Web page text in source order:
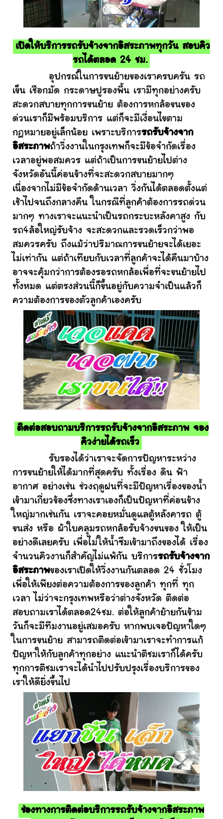
เปิดให้บริการรถรับจ้างจากอิสระภาพทุกวัน สอบคิว
รถได้ตลอด 24 ชม.
อุปกรณ์ในการขนย้ายของเราครบครัน รถ
เข็น เชือกมัด กระดาษปูรองพื้น เรามีทุกอย่างครับ
สะดวกสบายทุกการขนย้าย ต้องการหกล้อขนของ
ด่วนเราก็มีพร้อมบริการ แต่ก็จะมีเงื่อนไขตาม
กฎหมายอยู่เล็กน้อย เพราะบริการรถรับจ้างจาก
อิสระภาพถ้าวิ่งงานในกรุงเทพก็จะมีข้อจำกัดเรื่อง
เวลาอยู่พอสมควร แต่ถ้าเป็นการขนย้ายไปต่าง
จังหวัดอันนี้ค่อนข้างที่จะสะดวกสบายมากๆ
เนื่องจากไม่มีข้อจำกัดด้านเวลา วิ่งกันได้ตลอดตั้งแต่
เช้าไปจนถึงกลางคืน ในกรณีที่ลูกค้าต้องการรถด่วน
มากๆ ทางเราจะแนะนำเป็นรถกระบะหลังคาสูง กับ
รถ4ล้อใหญ่รับจ้าง จะสะดวกและรวดเร็วกว่าพอ
สมควรครับ ถึงแม้ว่าปริมาณการขนย้ายจะได้เยอะ
ไม่เท่ากัน แต่ถ้าเทียบกับเวลาที่ลูกค้าจะได้คืนมาบ้าง
อาจจะคุ้มกว่าการต้องรอรถหกล้อเพื่อที่จะขนย้ายไป
ทั้งหมด แต่ตรงส่วนนี้ก็ขึ้นอยู่กับความจำเป็นแล้วก็
ความต้องการของตัวลูกค้าเองครับ
ติดต่อสอบถามบริการรถรับจ้างจากอิสระภาพ จอง
คิวง่ายได้รถเร็ว
รับรองได้ว่าเราจะจัดการปัญหาระหว่าง
การขนย้ายให้ได้มากที่สุดครับ ทั้งเรื่อง ดิน ฟ้า
อากาศ อย่างเช่น ช่วงฤดูฝนที่จะมีปัญหาเรื่องของน้ำ
เข้ามาเกี่ยวข้องซึ่งทางเราเองก็เป็นปัญหาที่ค่อนข้าง
ใหญ่มากเช่นกัน เราจะคอยหมั่นดูแลตู้หลังคารถ ตู้
ขนส่ง หรือ ผ้าใบคลุมรถหกล้อรับจ้างขนของ ให้เป็น
อย่างดีเลยครับ เพื่อไม่ให้น้ำซึมเข้ามาถึงของได้ เรื่อง
จำนวนคิวงานก็สำคัญไม่แพ้กัน บริการรถรับจ้างจาก
อิสระภาพของเราเปิดให้วิ่งงานกันตลอด 24 ชั่วโมง
เพื่อให้เพียงต่อความต้องการของลูกค้า ทุกที่ ทุก
เวลา ไม่ว่าจะกรุงเทพหรือว่าต่างจังหวัด ติดต่อ
สอบถามเราได้ตลอด24ชม. ต่อให้ลูกค้าย้ายกันข้าม
วันก็จะมีทีมงานอยู่เสมอครับ หากพบเจอปัญหาใดๆ
ในการขนย้าย สามารถติดต่อเข้ามาเราจะทำการแก้
ปัญหาให้กับลูกค้าทุกอย่าง แนะนำติชมเราก็ได้ครับ
ทุกการติชมเราจะได้นำไปปรับปรุงเรื่องบริการของ
เราให้ดียิ่งขึ้นไป
ช่องทางการติดต่อบริการรถรับจ้างจากอิสระภาพ